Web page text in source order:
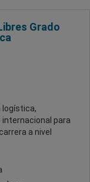
Grado
logística,
para
a nivel